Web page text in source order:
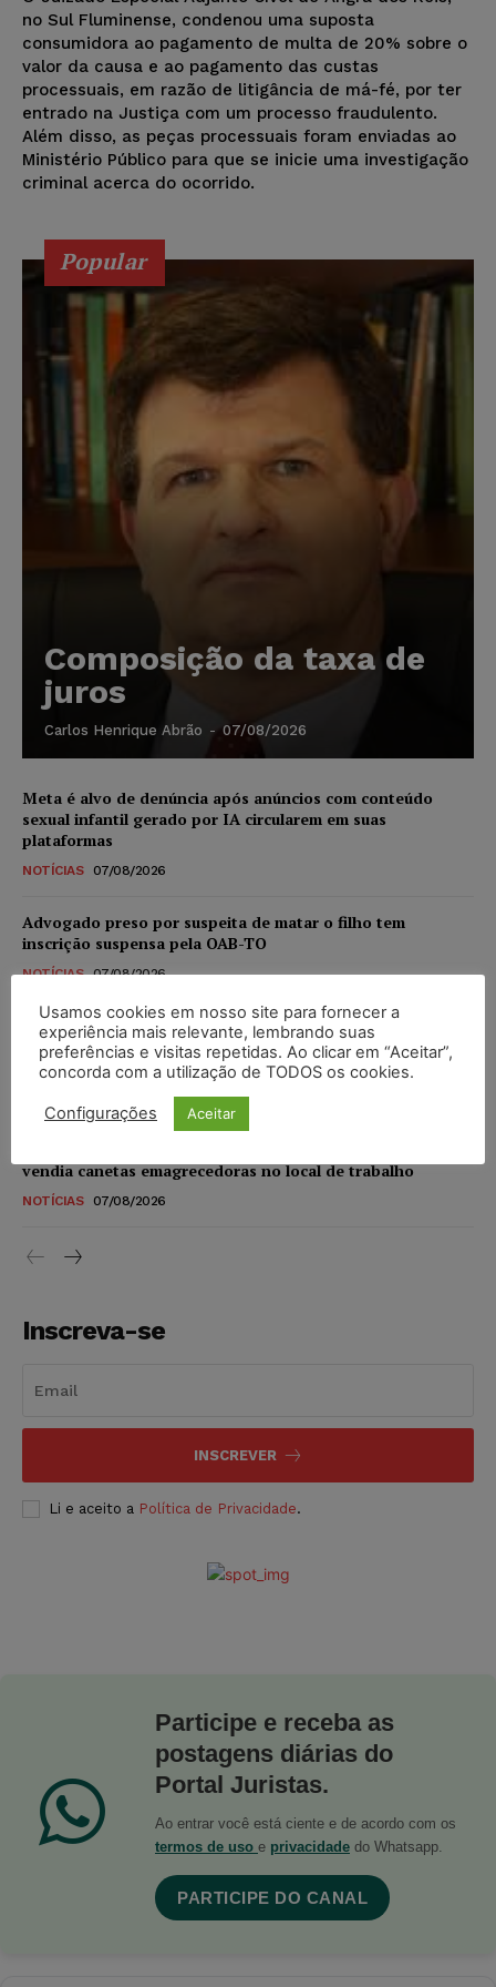
no Sul Fluminense, condenou uma suposta
consumidora ao pagamento de multa de 20% sobre o
valor da causa e ao pagamento das custas
processuais, em razão de litigância de má-fé, por ter
entrado na Justiça com um processo fraudulento.
Além disso, as peças processuais foram enviadas ao
Ministério Público para que se inicie uma investigação
criminal acerca do ocorrido.
Popular
Composição da taxa de
juros
Carlos Henrique Abrão - 07/08/2026
Meta é alvo de denúncia após anúncios com conteúdo
sexual infantil gerado por IA circularem em suas
plataformas
NOTÍCIAS 07/08/2026
Advogado preso por suspeita de matar o filho tem
inscrição suspensa pela OAB-TO
NOTÍCIAS 07/08/2026
STF amplia isenção de IBS e CBS na compra de veículos
novos para pessoas com deficiência e autistas de todos os
níveis
07/08/2026
vendia canetas emagrecedoras no local de trabalho
NOTÍCIAS 07/08/2026
Inscreva-se
INSCREVER
Li e aceito a Política de Privacidade.
Participe e receba as
postagens diárias do
Portal Juristas.
Ao entrar você está ciente e de acordo com os
termos de uso e privacidade do Whatsapp.
PARTICIPE DO CANAL
Usamos cookies em nosso site para fornecer a
experiência mais relevante, lembrando suas
preferências e visitas repetidas. Ao clicar em “Aceitar”,
concorda com a utilização de TODOS os cookies.
Configurações Aceitar